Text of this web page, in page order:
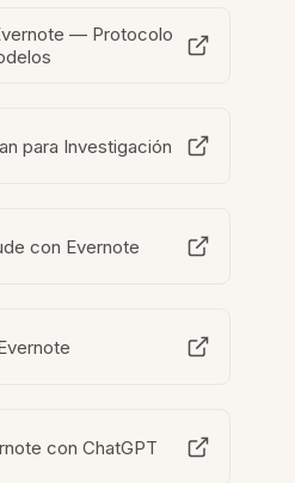
— Protocolo
para Investigación
con Evernote
con ChatGPT